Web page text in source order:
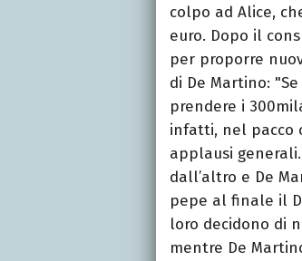
colpo ad Alice,
euro. Dopo il
per proporre
di De Martino:
prendere i
infatti, nel pacco
applausi
dall’altro e De
pepe al finale il
loro decidono di
mentre De